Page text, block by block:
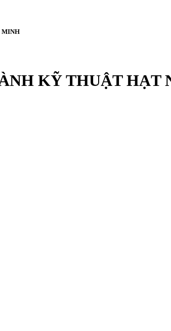
MINH
KỸ THUẬT HẠT